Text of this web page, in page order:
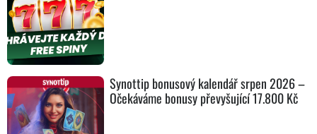
Synottip bonusový kalendář srpen 2026 –
Očekáváme bonusy převyšující 17.800 Kč